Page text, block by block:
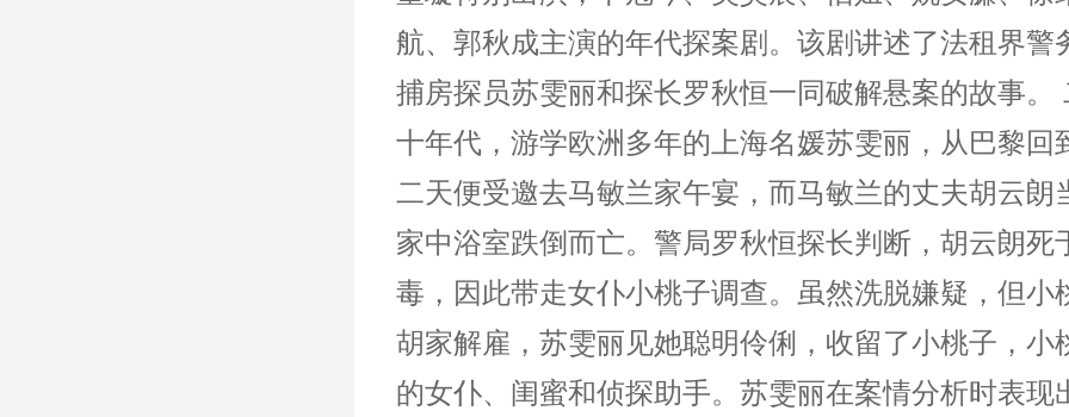
航、郭秋成主演的年代探案剧。该剧讲述了法租界警
捕房探员苏雯丽和探长罗秋恒一同破解悬案的故事。
十年代，游学欧洲多年的上海名媛苏雯丽，从巴黎回
二天便受邀去马敏兰家午宴，而马敏兰的丈夫胡云朗
家中浴室跌倒而亡。警局罗秋恒探长判断，胡云朗死
毒，因此带走女仆小桃子调查。虽然洗脱嫌疑，但小
胡家解雇，苏雯丽见她聪明伶俐，收留了小桃子，小
的女仆、闺蜜和侦探助手。苏雯丽在案情分析时表现